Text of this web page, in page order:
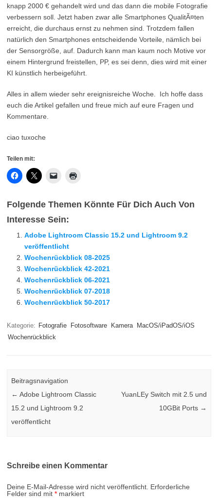
knapp 2000 € gehandelt wird und das dann die mobile Fotografie
verbessern soll. Jetzt haben zwar alle Smartphones QualitÃ¤ten
erreicht, die durchaus ernst zu nehmen sind. Trotzdem fallen
natürlich den Smartphones entscheidende Vorteile, nämlich bei
der Sensorgröße, auf. Dadurch kann man kaum noch Motive vor
einem Hintergrund freistellen, PP, es sei denn, dies wird mit einer
KI künstlich herbeigeführt.
Alles in allem wieder sehr ereignisreiche Woche. Ich hoffe dass
euch die Artikel gefallen und freue mich auf eure Fragen und
Kommentare.
ciao tuxoche
Teilen mit:
Folgende Themen Könnte Für Dich Auch Von
Interesse Sein:
Adobe Lightroom Classic 15.2 und Lightroom 9.2
veröffentlicht
Wochenrückblick 08-2025
Wochenrückblick 42-2021
Wochenrückblick 06-2021
Wochenrückblick 07-2018
Wochenrückblick 50-2017
Kategorie: Fotografie Fotosoftware Kamera
MacOS/iPadOS/iOS
Wochenrückblick
Beitragsnavigation
← Adobe Lightroom Classic
15.2 und Lightroom 9.2
veröffentlicht
YuanLEy Switch mit 2.5 und
10GBit Ports →
Schreibe einen Kommentar
Deine E-Mail-Adresse wird nicht veröffentlicht. Erforderliche
Felder sind mit * markiert